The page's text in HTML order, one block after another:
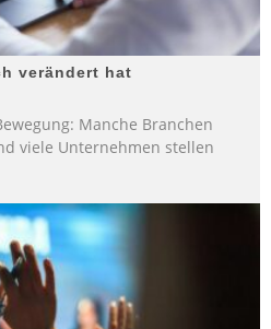
verändert hat
Manche Branchen
viele Unternehmen stellen